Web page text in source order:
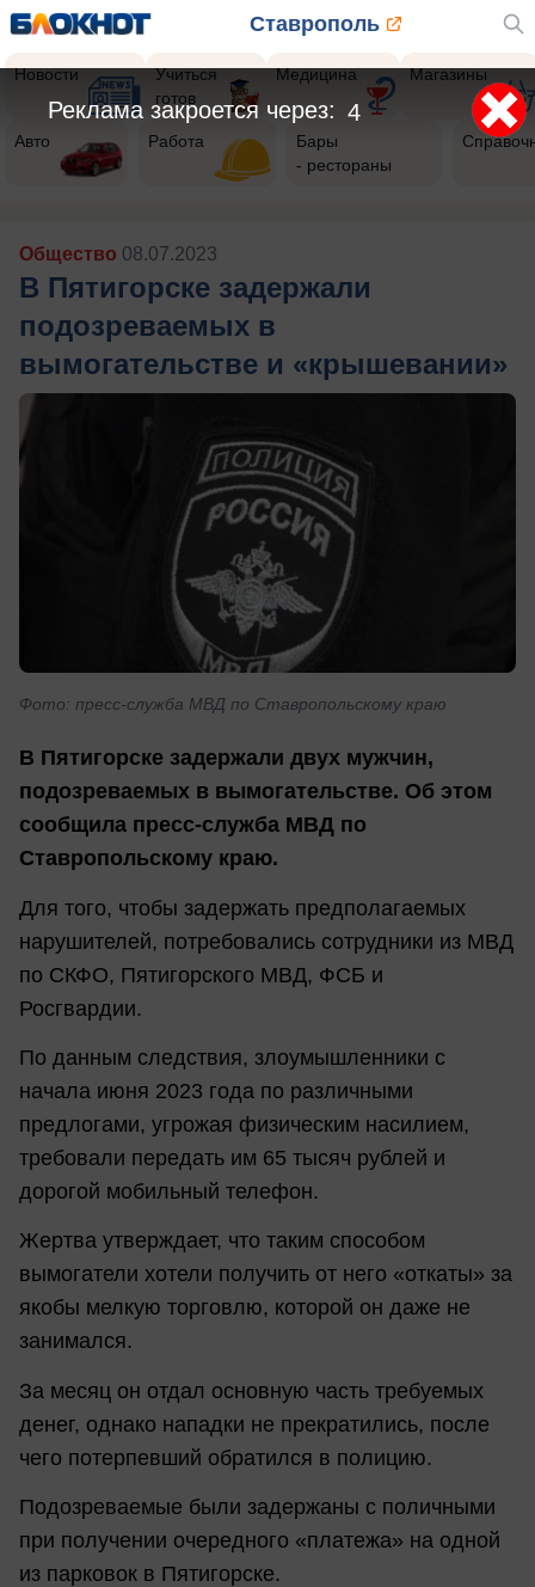
Ставрополь
Новости
Учиться
готов
Медицина Магазины
Авто Работа
Бары
- рестораны
Общество 08.07.2023
В Пятигорске задержали
подозреваемых в
вымогательстве и «крышевании»
Фото: пресс-служба МВД по Ставропольскому краю
В Пятигорске задержали двух мужчин,
подозреваемых в вымогательстве. Об этом
сообщила пресс-служба МВД по
Ставропольскому краю.
Для того, чтобы задержать предполагаемых
нарушителей, потребовались сотрудники из МВД
по СКФО, Пятигорского МВД, ФСБ и
Росгвардии.
По данным следствия, злоумышленники с
начала июня 2023 года по различными
предлогами, угрожая физическим насилием,
требовали передать им 65 тысяч рублей и
дорогой мобильный телефон.
Жертва утверждает, что таким способом
вымогатели хотели получить от него «откаты» за
якобы мелкую торговлю, которой он даже не
занимался.
За месяц он отдал основную часть требуемых
денег, однако нападки не прекратились, после
чего потерпевший обратился в полицию.
Подозреваемые были задержаны с поличными
при получении очередного «платежа» на одной
из парковок в Пятигорске.
1
Реклама закроется через: